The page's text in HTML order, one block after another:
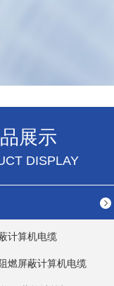
展示
DISPLAY
计算机电缆
燃屏蔽计算机电缆